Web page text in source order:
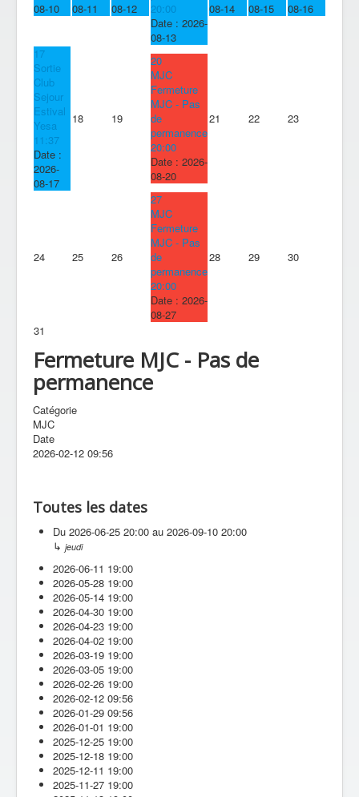
08-10
08-11
08-12
20:00
Date : 2026-
08-13
08-14
08-15
08-16
17
Sortie
Club
Sejour
Estival
Yesa
11:37
Date :
2026-
08-17
18 19
20
MJC
Fermeture
MJC - Pas
de
permanence
20:00
Date : 2026-
08-20
21 22 23
24 25 26
27
MJC
Fermeture
MJC - Pas
de
permanence
20:00
Date : 2026-
08-27
28 29 30
31
Fermeture MJC - Pas de
permanence
Catégorie
MJC
Date
2026-02-12 09:56
Toutes les dates
Du 2026-06-25 20:00 au 2026-09-10 20:00
↳ jeudi
2026-06-11 19:00
2026-05-28 19:00
2026-05-14 19:00
2026-04-30 19:00
2026-04-23 19:00
2026-04-02 19:00
2026-03-19 19:00
2026-03-05 19:00
2026-02-26 19:00
2026-02-12 09:56
2026-01-29 09:56
2026-01-01 19:00
2025-12-25 19:00
2025-12-18 19:00
2025-12-11 19:00
2025-11-27 19:00